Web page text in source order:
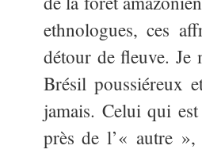
ethnologues, ces
détour de fleuve. Je
Brésil poussiéreux
jamais. Celui qui
près de l’« autre